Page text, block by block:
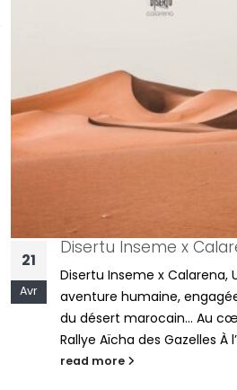
Disertu Inseme x Calarena
Disertu Inseme x Calarena, Une
aventure humaine, engagée, au
du désert marocain… Au cœur du
Rallye Aïcha des Gazelles À
read more